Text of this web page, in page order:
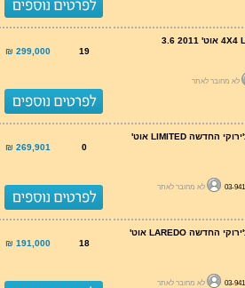
לא מחובר לאתר
19
299,000 ₪
ג'יפ קרייזלר גרנד צ'ירוקי החדשה LIMITED אוט'
לא מחובר לאתר
0
269,901 ₪
ג'יפ קרייזלר גרנד צ'ירוקי החדשה LAREDO אוט'
לא מחובר לאתר
18
191,000 ₪